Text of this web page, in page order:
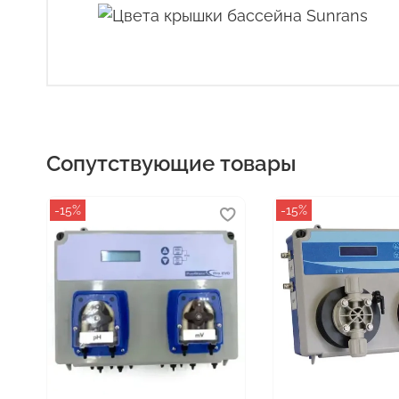
Сопутствующие товары
-15% -15%